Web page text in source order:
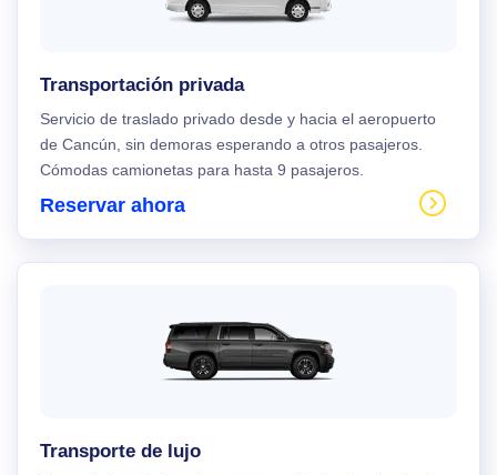
Transportación privada
Servicio de traslado privado desde y hacia el aeropuerto
de Cancún, sin demoras esperando a otros pasajeros.
Cómodas camionetas para hasta 9 pasajeros.
Reservar ahora
Transporte de lujo